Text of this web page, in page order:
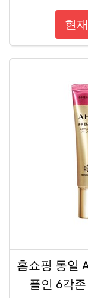
현
홈쇼핑 동일
플인 6각